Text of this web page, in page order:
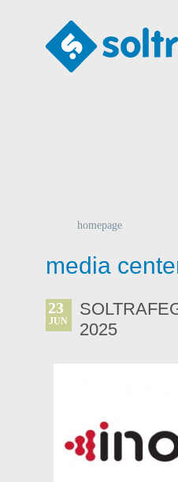
homepage
media
23
JUN
2025